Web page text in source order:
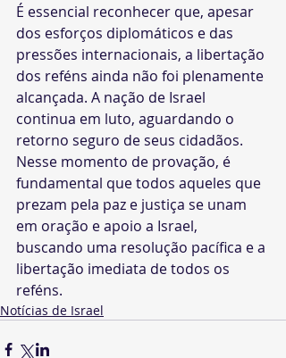
É essencial reconhecer que, apesar
dos esforços diplomáticos e das
pressões internacionais, a libertação
dos reféns ainda não foi plenamente
alcançada. A nação de Israel
continua em luto, aguardando o
retorno seguro de seus cidadãos.
Nesse momento de provação, é
fundamental que todos aqueles que
prezam pela paz e justiça se unam
em oração e apoio a Israel,
buscando uma resolução pacífica e a
libertação imediata de todos os
reféns.
Notícias de Israel